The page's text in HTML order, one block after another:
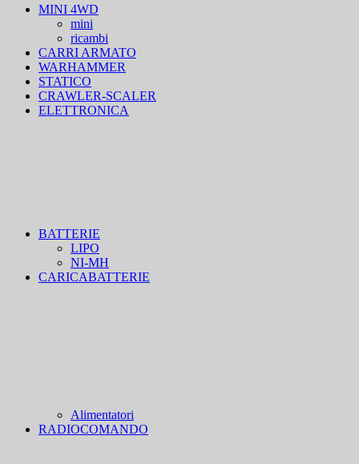
MINI 4WD
mini
ricambi
CARRI ARMATO
WARHAMMER
STATICO
CRAWLER-SCALER
ELETTRONICA
BATTERIE
LIPO
NI-MH
CARICABATTERIE
Alimentatori
RADIOCOMANDO